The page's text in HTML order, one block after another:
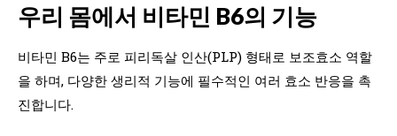
우리 몸에서 비타민 B6의 기능
비타민 B6는 주로 피리독살 인산(PLP) 형태로 보조효소 역할
을 하며, 다양한 생리적 기능에 필수적인 여러 효소 반응을 촉
진합니다.